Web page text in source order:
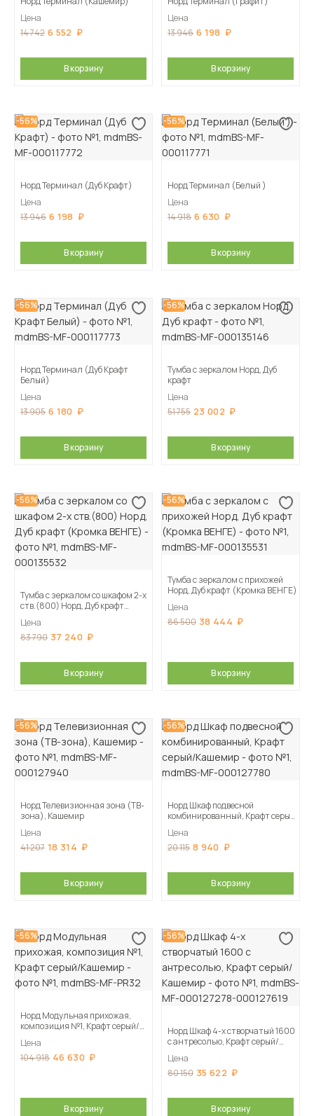
Цена
14 742 6 552
В корзину
Цена
13 946 6 198
В корзину
-56%
Норд Терминал (Дуб Крафт)
Цена
13 946 6 198
В корзину
-56%
Норд Терминал (Белый )
Цена
14 918 6 630
В корзину
-56%
Норд Терминал (Дуб Крафт
Белый)
Цена
13 905 6 180
В корзину
-56%
Тумба с зеркалом Норд, Дуб
крафт
Цена
51 755 23 002
В корзину
-56%
Тумба с зеркалом со шкафом 2-х
ств.(800) Норд, Дуб крафт
Цена
83 790 37 240
В корзину
-56%
Тумба с зеркалом с прихожей
Норд, Дуб крафт (Кромка ВЕНГЕ)
Цена
86 500 38 444
В корзину
-56%
Норд Телевизионная зона (ТВ-
зона), Кашемир
Цена
41 207 18 314
В корзину
-56%
Норд Шкаф подвесной
комбинированный, Крафт серый/
Цена
20 115 8 940
В корзину
-56%
Норд Модульная прихожая,
композиция №1, Крафт серый/
Цена
104 918 46 630
В корзину
-56%
Норд Шкаф 4-х створчатый 1600
с антресолью, Крафт серый/
Цена
80 150 35 622
В корзину